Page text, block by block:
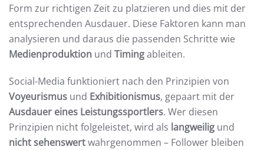
Form zur richtigen Zeit zu platzieren und dies mit der
entsprechenden Ausdauer. Diese Faktoren kann man
analysieren und daraus die passenden Schritte wie
Medienproduktion und Timingableiten.
Social-Media funktioniert nach den Prinzipien von
Voyeurismus und Exhibitionismus, gepaart mit der
Ausdauer eines Leistungssportlers. Wer diesen
Prinzipien nicht folgeleistet, wird als langweilig und
nicht sehenswertwahrgenommen – Follower bleiben